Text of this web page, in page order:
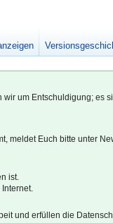
um Entschuldigung; es
meldet Euch bitte unter
ist.
und erfüllen die